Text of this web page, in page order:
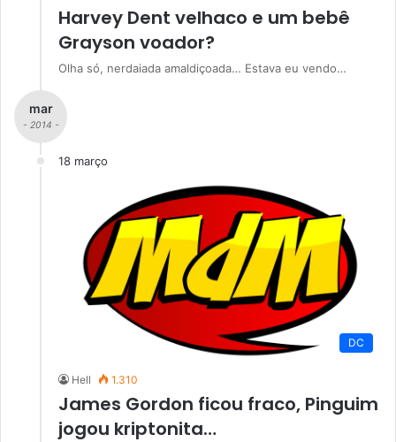
Harvey Dent velhaco e um bebê
Grayson voador?
Olha só, nerdaiada amaldiçoada… Estava eu vendo…
mar
- 2014 -
18 março
DC
Hell 1.310
James Gordon ficou fraco, Pinguim
jogou kriptonita…